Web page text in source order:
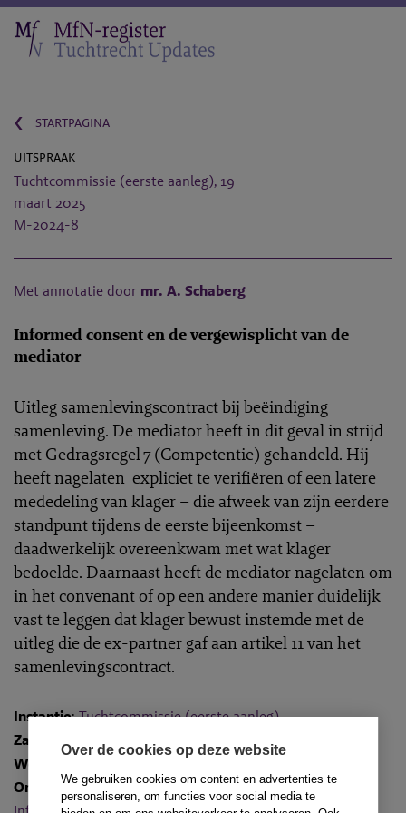
Over de cookies op deze website
We gebruiken cookies om content en advertenties te
personaliseren, om functies voor social media te
‹
startpagina
uitspraak
Tuchtcommissie (eerste aanleg), 19
maart 2025
M-2024-8
Met annotatie door mr. A. Schaberg
Informed consent en de vergewisplicht van de
mediator
Uitleg samenlevingscontract bij beëindiging
samenleving. De mediator heeft in dit geval in strijd
met Gedragsregel 7 (Competentie) gehandeld. Hij
heeft nagelaten expliciet te verifiëren of een latere
mededeling van klager – die afweek van zijn eerdere
standpunt tijdens de eerste bijeenkomst –
daadwerkelijk overeenkwam met wat klager
bedoelde. Daarnaast heeft de mediator nagelaten om
in het convenant of op een andere manier duidelijk
vast te leggen dat klager bewust instemde met de
uitleg die de ex-partner gaf aan artikel 11 van het
samenlevingscontract.
Instantie:Tuchtcommissie (eerste aanleg)
Zaaknummer : M-2024-8
Wetsartikelen
Onderwerpen:Competentie, Deskundigheid mediator